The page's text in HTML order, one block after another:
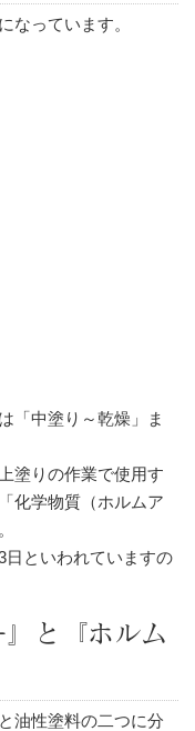
なっています。
「中塗り～乾燥」ま
塗りの作業で使用す
化学物質（ホルムア
といわれていますの
と『ホルム
油性塗料の二つに分